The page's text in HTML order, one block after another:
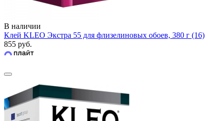
В наличии
Клей KLEO Экстра 55 для флизелиновых обоев, 380 г (16)
855 руб.